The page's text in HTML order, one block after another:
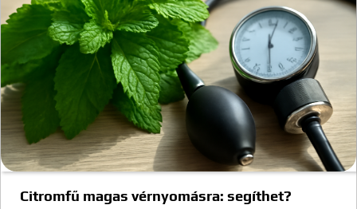
Citromfű magas vérnyomásra: segíthet?